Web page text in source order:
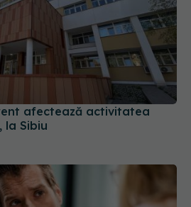
afectează activitatea
la Sibiu